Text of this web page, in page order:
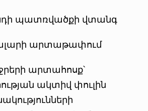
պատռվածքի վտանգ
արտաթափում
արտահոսք՝
ակտիվ փուլին